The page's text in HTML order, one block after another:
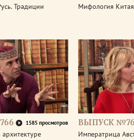
Традиции
Мифология Китая
1585 просмотров ВЫПУСК
Императрица